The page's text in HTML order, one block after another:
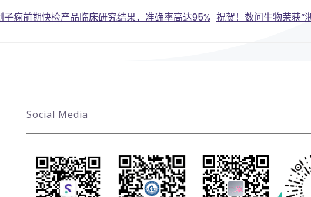
子痫前期快检产品临床研究结果，准确率高达95%
Post 祝贺！数问生物荣获“
Social Media